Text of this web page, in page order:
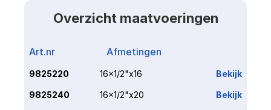
Overzicht maatvoeringen
Art.nr Afmetingen
9825220 16x1/2"x16 Bekijk
9825240 16x1/2"x20 Bekijk